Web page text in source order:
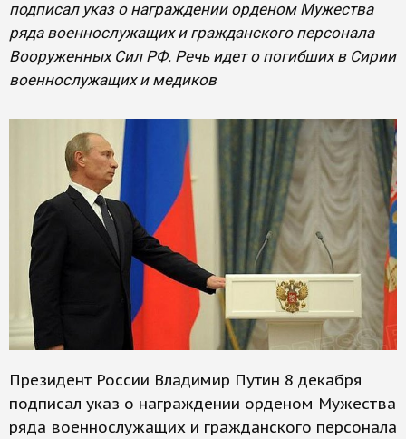
подписал указ о награждении орденом Мужества
ряда военнослужащих и гражданского персонала
Вооруженных Сил РФ. Речь идет о погибших в Сирии
военнослужащих и медиков
Президент России Владимир Путин 8 декабря
подписал указ о награждении орденом Мужества
ряда военнослужащих и гражданского персонала